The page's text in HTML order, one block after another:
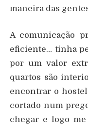
maneira das
A comunicação
eficiente… tinha
por um valor
quartos são
encontrar o
cortado num
chegar e logo